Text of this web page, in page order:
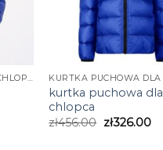
KURTKA PUCHOWA DLA CHLOPCA
kurtka puchowa dla
chlopca
zł456.00 zł326.00